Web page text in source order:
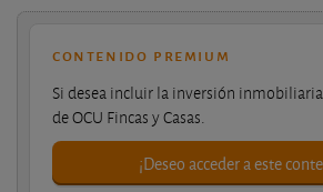
contenido premium
Si desea incluir la inversión
de OCU Fincas y Casas.
¡Deseo acceder a este